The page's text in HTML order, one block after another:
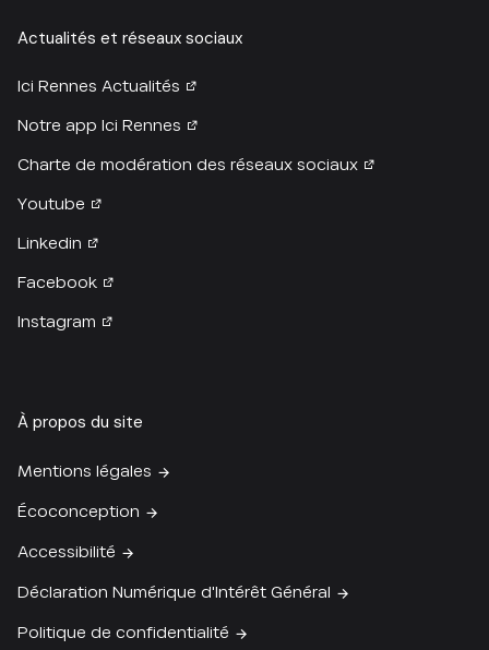
Actualités et réseaux sociaux
Ici Rennes Actualités
Notre app Ici Rennes
Charte de modération des réseaux sociaux
Youtube
Linkedin
Facebook
Instagram
À propos du site
Mentions légales
Écoconception
Accessibilité
Déclaration Numérique d'Intérêt Général
Politique de confidentialité